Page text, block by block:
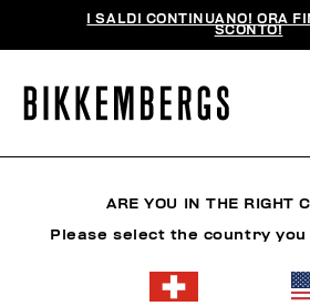
I SALDI CONTINUANO! ORA
SCONTO!
ARE YOU IN THE RIGHT
Please select the country